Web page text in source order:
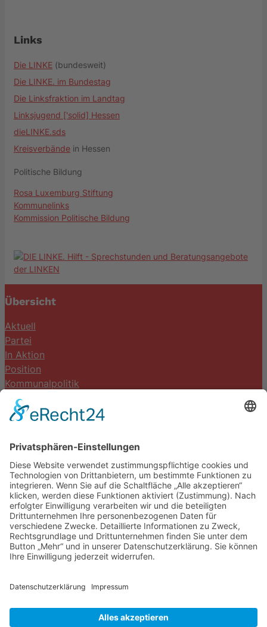
Links
Die LINKE (bundesweit)
Die LINKE. im Bundestag
Die Linksfraktion im Landtag
Linksjugend ['solid] Hessen
dieLINKE.sds
Kreisverbände in Hessen
Politische Bildung
Rosa Luxemburg Stiftung
Kommunelinks
Kommission Politische Bildung
Übersicht
Aktuell
Partei
In Aktion
Position
Kommunalpolitik
Termine
DIE LINKE. Schwalm-Eder
Steingasse 5
34613 Schwalmstadt
Tel.06691 8077899
info@die-linke-schwalm-eder.de
Gesetzliches
Impressum
Cookie-Einstellungen